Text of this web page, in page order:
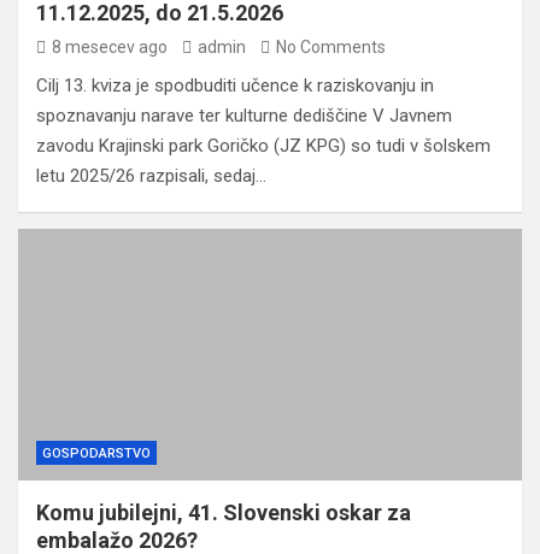
11.12.2025, do 21.5.2026
8 mesecev ago admin No Comments
Cilj 13. kviza je spodbuditi učence k raziskovanju in
spoznavanju narave ter kulturne dediščine V Javnem
zavodu Krajinski park Goričko (JZ KPG) so tudi v šolskem
letu 2025/26 razpisali, sedaj…
GOSPODARSTVO
Komu jubilejni, 41. Slovenski oskar za
embalažo 2026?